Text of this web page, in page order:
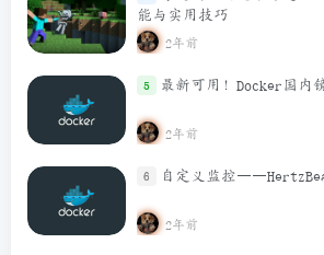
能与实用技巧
2年前
5 最新可用！Docker国内
2年前
6 自定义监控
2年前